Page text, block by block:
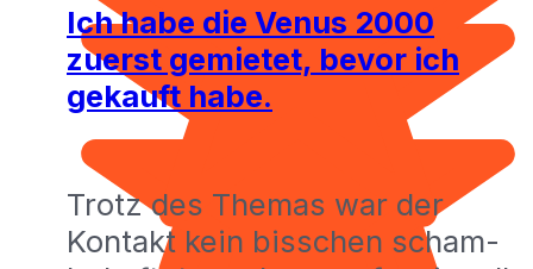
Ich habe die Venus 2000
zuerst gemietet, bevor ich
gekauft habe.
Trotz des Themas war der
Kontakt kein bisschen scham-